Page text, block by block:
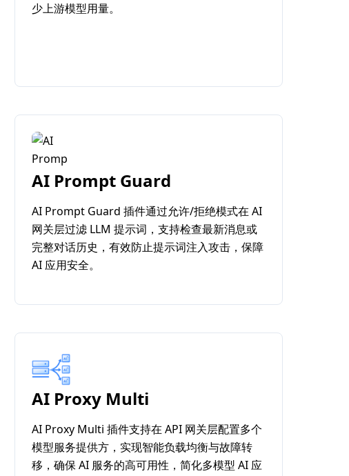
少上游模型用量。
AI Prompt Guard
AI Prompt Guard 插件通过允许/拒绝模式在 AI
网关层过滤 LLM 提示词，支持检查最新消息或
完整对话历史，有效防止提示词注入攻击，保障
AI 应用安全。
AI Proxy Multi
AI Proxy Multi 插件支持在 API 网关层配置多个
模型服务提供方，实现智能负载均衡与故障转
移，确保 AI 服务的高可用性，简化多模型 AI 应